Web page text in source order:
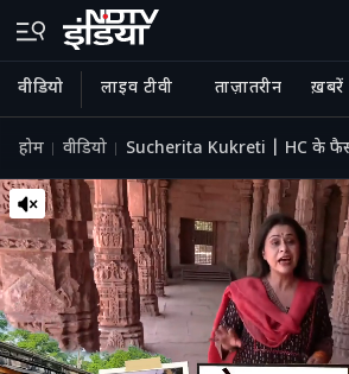
वीडियो लाइव टीवी ताज़ातरीन ख़बरें
होम वीडियो Sucherita Kukreti | HC के